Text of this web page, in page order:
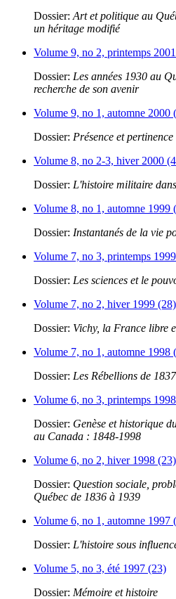
Dossier: Art et politique au
un héritage modifié
Volume 9, no 2, printemps
Dossier: Les années 1930 au
recherche de son avenir
Volume 9, no 1, automne 2000
Dossier: Présence et
Volume 8, no 2-3, hiver 2000
Dossier: L'histoire militaire
Volume 8, no 1, automne 1999
Dossier: Instantanés de la vie
Volume 7, no 3, printemps
Dossier: Les sciences et le
Volume 7, no 2, hiver 1999 (28)
Dossier: Vichy, la France libre
Volume 7, no 1, automne 1998
Dossier: Les Rébellions de
Volume 6, no 3, printemps
Dossier: Genèse et historique
au Canada : 1848-1998
Volume 6, no 2, hiver 1998 (23)
Dossier: Question sociale,
Québec de 1836 à 1939
Volume 6, no 1, automne 1997
Dossier: L'histoire sous
Volume 5, no 3, été 1997 (23)
Dossier: Mémoire et histoire